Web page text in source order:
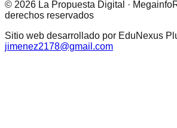
© 2026 La Propuesta Digital ·
derechos reservados
Sitio web desarrollado por EduNexus
jimenez2178@gmail.com